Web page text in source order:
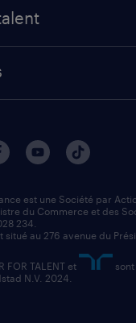
candidat
ville
région
recrutement
est une Société par
du Commerce et des
234.
situé au 276 avenue du
FOR TALENT et
N.V. 2024.